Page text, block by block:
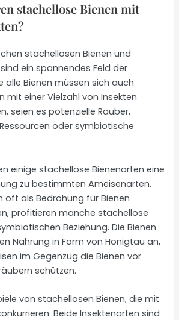
stachellose Bienen mit
stachellosen Bienen und
ein spannendes Feld der
alle Bienen müssen sich auch
mit einer Vielzahl von Insekten
seien es potenzielle Räuber,
oder symbiotische
einige stachellose Bienenarten eine
zu bestimmten Ameisenarten.
oft als Bedrohung für Bienen
profitieren manche stachellose
Beziehung. Die Bienen
Nahrung in Form von Honigtau an,
im Gegenzug die Bienen vor
schützen.
von stachellosen Bienen, die mit
Beide Insektenarten sind